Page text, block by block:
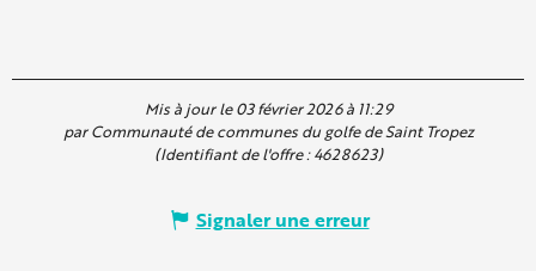
Mis à jour le 03 février 2026 à 11:29
par Communauté de communes du golfe de Saint Tropez
(Identifiant de l'offre :4628623)
Signaler une erreur